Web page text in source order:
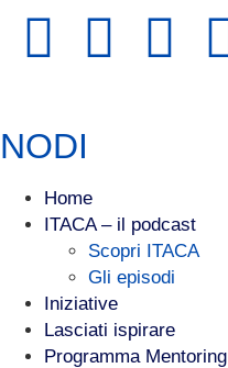
NODI
Home
ITACA – il podcast
Scopri ITACA
Gli episodi
Iniziative
Lasciati ispirare
Programma Mentoring